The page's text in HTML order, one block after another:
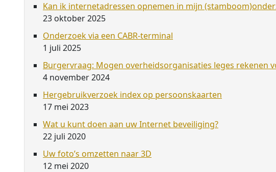
Kan ik internetadressen opnemen in mijn
23 oktober 2025
Onderzoek via een CABR-terminal
1 juli 2025
Burgervraag: Mogen overheidsorganisaties leges
4 november 2024
Hergebruikverzoek index op persoonskaarten
17 mei 2023
Wat u kunt doen aan uw Internet beveiliging?
22 juli 2020
Uw foto’s omzetten naar 3D
12 mei 2020